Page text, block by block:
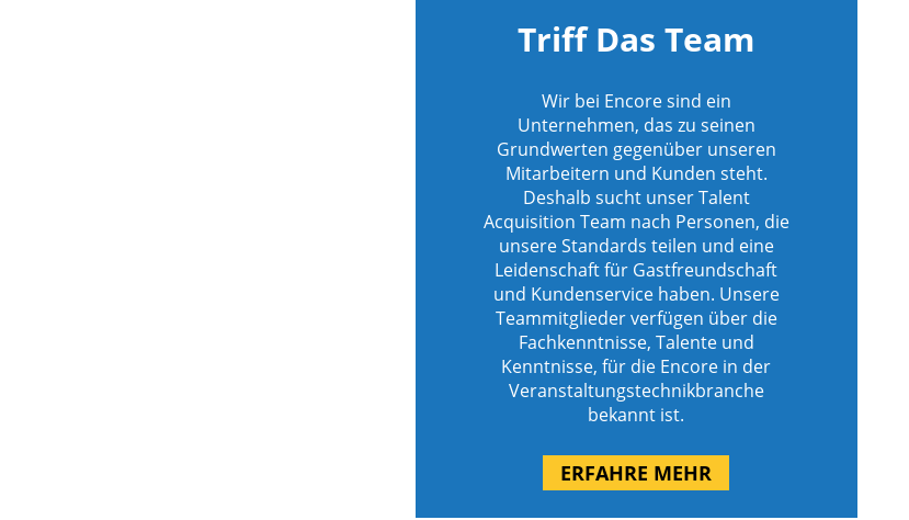
Triff Das Team
Wir bei Encore sind ein
Unternehmen, das zu seinen
Grundwerten gegenüber unseren
Mitarbeitern und Kunden steht.
Deshalb sucht unser Talent
Acquisition Team nach Personen, die
unsere Standards teilen und eine
Leidenschaft für Gastfreundschaft
und Kundenservice haben. Unsere
Teammitglieder verfügen über die
Fachkenntnisse, Talente und
Kenntnisse, für die Encore in der
Veranstaltungstechnikbranche
bekannt ist.
ERFAHRE MEHR